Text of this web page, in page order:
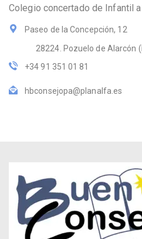
Colegio concertado de Infantil a
Paseo de la Concepción, 12
28224. Pozuelo de Alarcón
+34 91 351 01 81
hbconsejopa@planalfa.es